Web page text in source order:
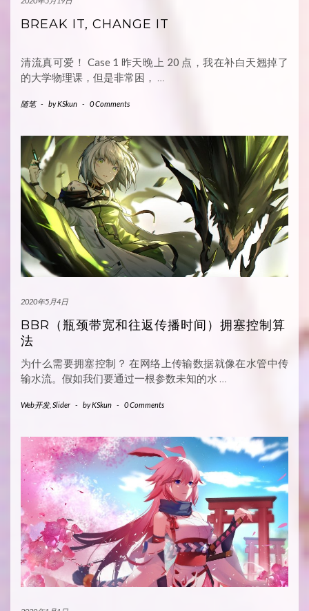
BREAK IT, CHANGE IT
清流真可爱！ Case 1 昨天晚上 20 点，我在补白天翘掉了
的大学物理课，但是非常困， …
随笔 - byKSkun - 0 Comments
2020年5月4日
BBR（瓶颈带宽和往返传播时间）拥塞控制算
法
为什么需要拥塞控制？ 在网络上传输数据就像在水管中传
输水流。假如我们要通过一根参数未知的水
Web开发, Slider - byKSkun - 0 Comments